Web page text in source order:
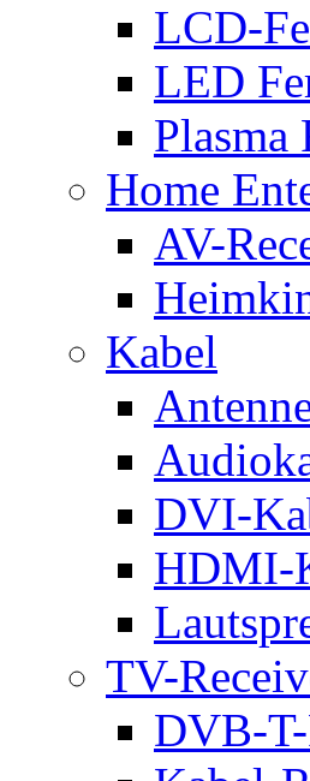
LCD-
LED
Plasma
Home
AV-
Kabel
DVI-
HDMI-
TV-
DVB-